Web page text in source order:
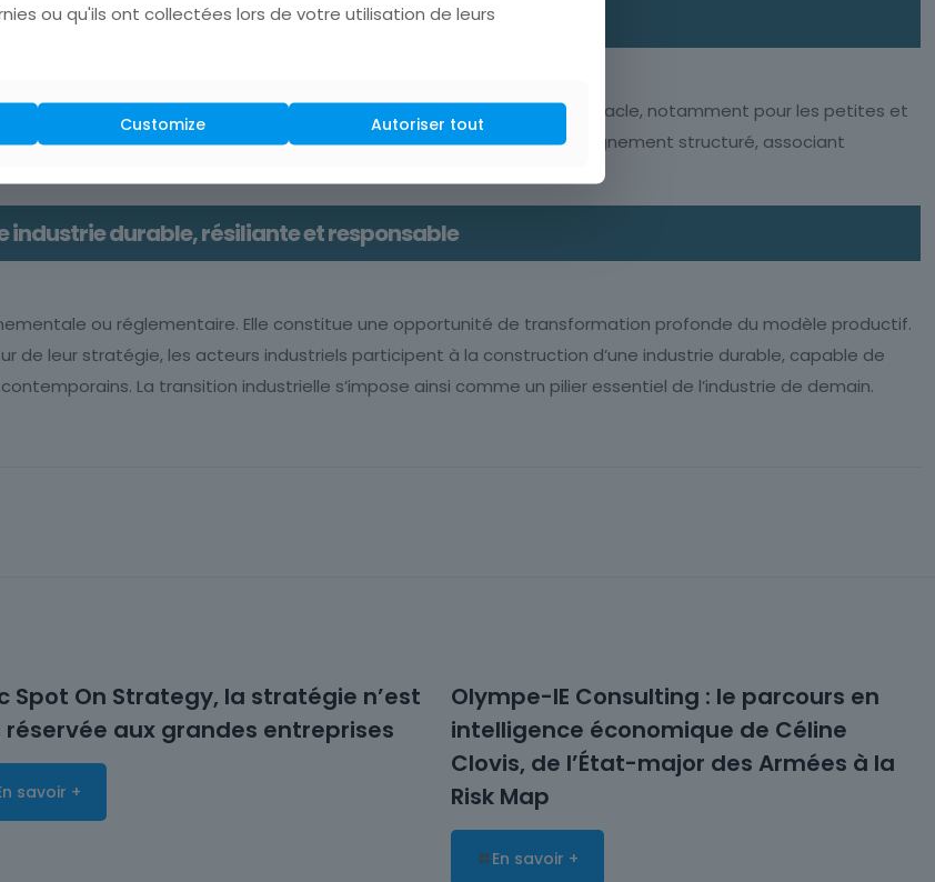
Les freins à la transition industrielle
freins. Les investissements initiaux peuvent représenter un obstacle, notamment pour les petites et
sur le long terme. La transition industrielle nécessite un accompagnement structuré, associant
cohérentes.
industrie durable, résiliante et responsable
ou réglementaire. Elle constitue une opportunité de transformation profonde du modèle productif.
de leur stratégie, les acteurs industriels participent à la construction d’une industrie durable, capable de
La transition industrielle s’impose ainsi comme un pilier essentiel de l’industrie de demain.
Spot On Strategy, la stratégie n’est
réservée aux grandes entreprises
savoir +
Olympe-IE Consulting : le parcours en
intelligence économique de Céline
Clovis, de l’État-major des Armées à la
Risk Map
En savoir +
ou qu'ils ont collectées lors de votre utilisation de leurs
Customize Autoriser tout